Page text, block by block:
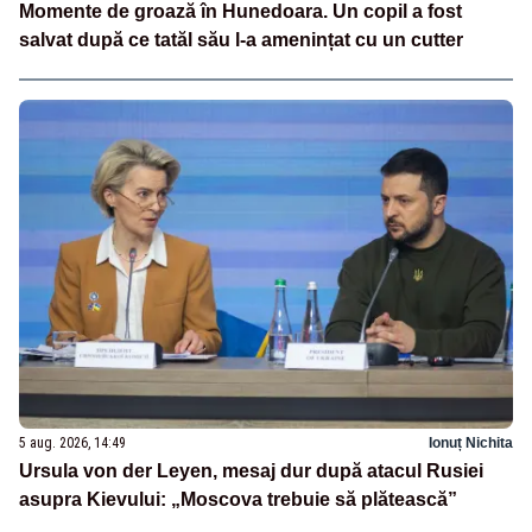
Momente de groază în Hunedoara. Un copil a fost
salvat după ce tatăl său l-a amenințat cu un cutter
5 aug. 2026, 14:49 Ionuț Nichita
Ursula von der Leyen, mesaj dur după atacul Rusiei
asupra Kievului: „Moscova trebuie să plătească”